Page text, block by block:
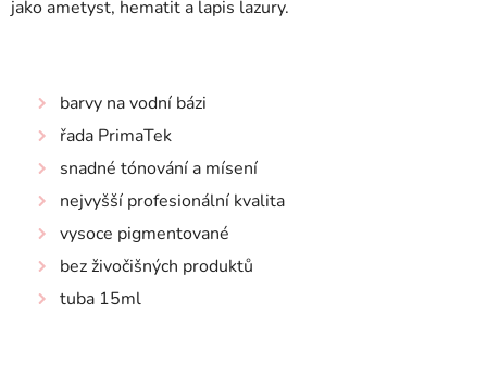
jako ametyst, hematit a lapis lazury.
barvy na vodní bázi
řada PrimaTek
snadné tónování a mísení
nejvyšší profesionální kvalita
vysoce pigmentované
bez živočišných produktů
tuba 15ml